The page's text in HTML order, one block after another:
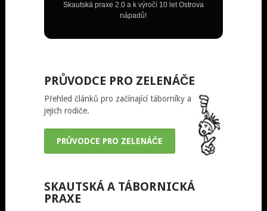
Skautská praxe 2.0 a k výročí 10 let Ostrova
nápadů!
PRŮVODCE PRO ZELENÁČE
Přehled článků pro začínající táborníky a
jejich rodiče.
PRŮVODCE PRO ZELENÁČE
SKAUTSKÁ A TÁBORNICKÁ
PRAXE